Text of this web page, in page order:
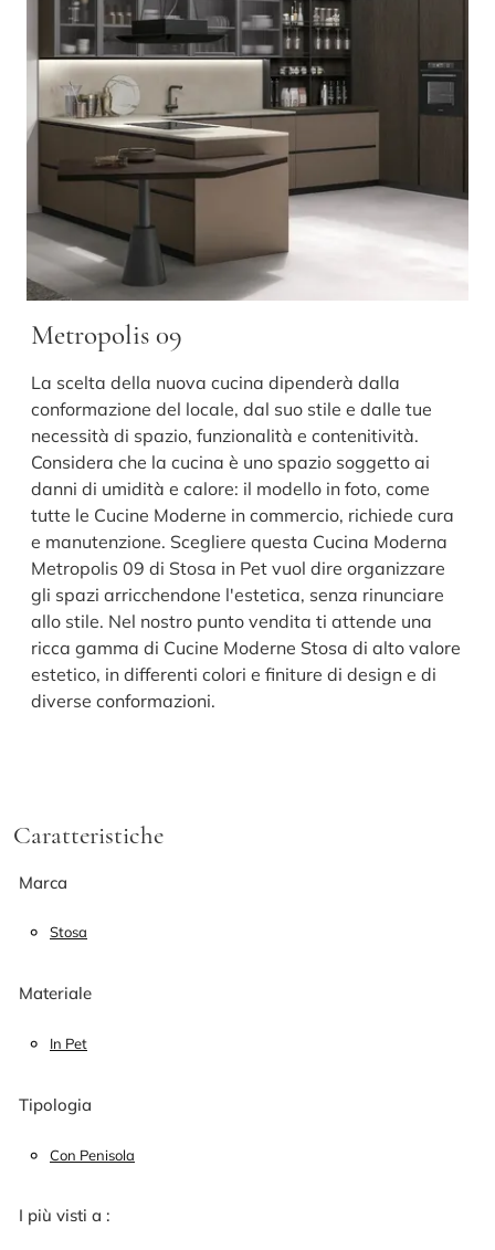
Metropolis 09
La scelta della nuova cucina dipenderà dalla
conformazione del locale, dal suo stile e dalle tue
necessità di spazio, funzionalità e contenitività.
Considera che la cucina è uno spazio soggetto ai
danni di umidità e calore: il modello in foto, come
tutte le Cucine Moderne in commercio, richiede cura
e manutenzione. Scegliere questa Cucina Moderna
Metropolis 09 di Stosa in Pet vuol dire organizzare
gli spazi arricchendone l'estetica, senza rinunciare
allo stile. Nel nostro punto vendita ti attende una
ricca gamma di Cucine Moderne Stosa di alto valore
estetico, in differenti colori e finiture di design e di
diverse conformazioni.
Caratteristiche
Marca
Stosa
Materiale
In Pet
Tipologia
Con Penisola
I più visti a :